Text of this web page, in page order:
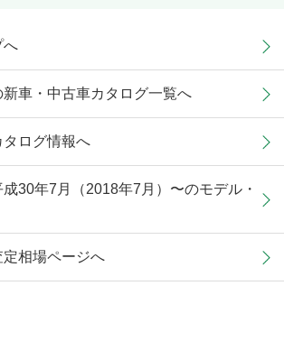
へ
車・中古車カタログ一覧へ
タログ情報へ
30年7月（2018年7月）〜のモデル・
相場ページへ